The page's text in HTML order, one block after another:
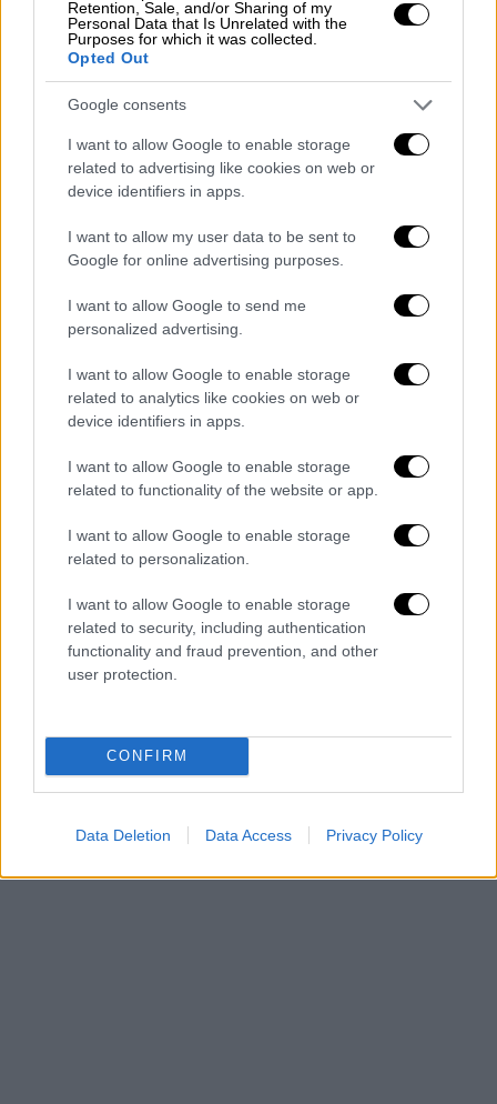
Retention, Sale, and/or Sharing of my
Personal Data that Is Unrelated with the
Purposes for which it was collected.
Opted Out
Google consents
I want to allow Google to enable storage
related to advertising like cookies on web or
device identifiers in apps.
I want to allow my user data to be sent to
Google for online advertising purposes.
I want to allow Google to send me
personalized advertising.
I want to allow Google to enable storage
related to analytics like cookies on web or
device identifiers in apps.
I want to allow Google to enable storage
related to functionality of the website or app.
I want to allow Google to enable storage
related to personalization.
I want to allow Google to enable storage
related to security, including authentication
functionality and fraud prevention, and other
user protection.
CONFIRM
Data Deletion Data Access Privacy Policy
Ευρωκοινοβούλιο για το κράτος Δικαίου,με
τους πλειστηριασμούς στα λαϊκά σπίτια και
τις διαγραφές των δανείων εφοπλιστών ,με
τις απευθείας αναθέσεις για τα κτίρια της
ΑΡΑΓΕ ΠΟΙΟΣ ΕΙΧΕ ΔΙΚΙΟ ΤΕΛΙΚΑ;;;;
προηγηθεί μια βδομάδα πριν η απόφαση για
τη μη ανακοίνωση της υποψηφιότητας του
Χαιρετακη στα Χανια παρά την ομόφωνη και
χωρίς ΚΑΜΙΑ αντίρρηση απόφαση της
πολιτικής γραμματείας ,μετά τον εκβιασμό
του Σταθακη ο οποίος απαίτησε να βγει!!».